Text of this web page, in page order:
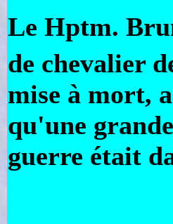
Le Hptm.
de chevalier
mise à mort,
qu'une
guerre était